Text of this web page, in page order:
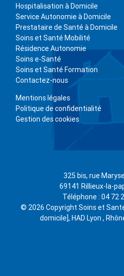
Hospitalisation à Domicile
Service Autonomie à Domicile
Prestataire de Santé à Domicile
Soins et Santé Mobilité
Résidence Autonomie
Soins e-Santé
Soins et Santé Formation
Contactez-nous
Mentions légales
Politique de confidentialité
Gestion des cookies
325 bis, rue
69141 Rillieux-la-
Téléphone : 04 72
© 2026 Copyright Soins et
domicile], HAD Lyon ,